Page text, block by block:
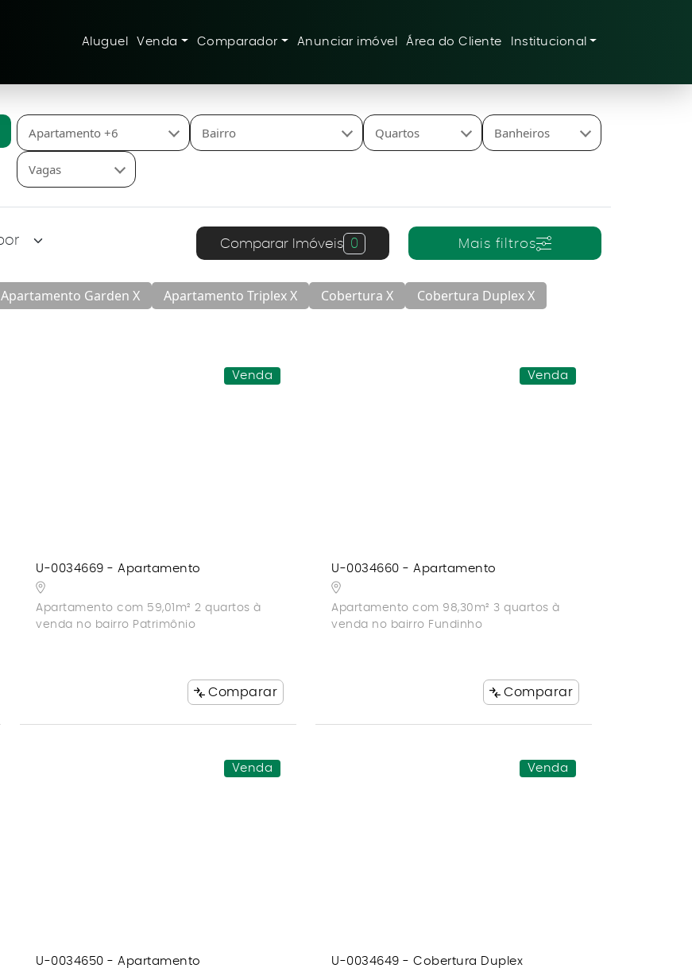
Aluguel Venda Comparador Anunciar imóvel Área do Cliente Institucional
Apartamento +6 Bairro Quartos Banheiros
Vagas
Comparar Imóveis 0 Mais filtros
Apartamento Garden X Apartamento Triplex X Cobertura X
Cobertura Duplex X
Venda
U-0034669 - Apartamento
Apartamento com 59,01m² 2 quartos à
venda no bairro Patrimônio
Comparar
Venda
U-0034660 - Apartamento
Apartamento com 98,30m² 3 quartos à
venda no bairro Fundinho
Comparar
Venda
U-0034650 - Apartamento
Venda
U-0034649 - Cobertura Duplex